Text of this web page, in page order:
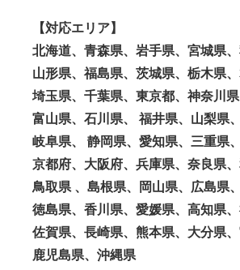
【対応エリア】
北海道、青森県、岩手県、宮城県、
山形県、福島県、茨城県、栃木県、
埼玉県、千葉県、東京都、神奈川県
富山県、石川県、 福井県、山梨県
岐阜県、 静岡県、愛知県、三重県
京都府、大阪府、兵庫県、奈良県、
鳥取県 、島根県、岡山県、広島県
徳島県、香川県、愛媛県、高知県、
佐賀県、長崎県、熊本県、大分県、
鹿児島県、沖縄県